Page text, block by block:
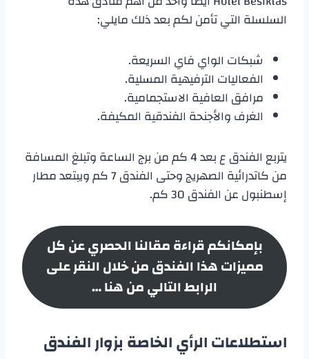
السلسلة التي تأمن لكم بعد ذلك مايلي:
شبكات الواي فاي السريعة.
الفعاليات الترفيهية المسلية.
مرافق العافية الاستجمامية.
الغرف والأجنحة الفندقية المكيفة.
يتربع الفندق ع بعد 4 كم من برج الساعة وتبلغ المسافة
من كاتدرائية الصهريج وحتى الفندق 7 كم ويبتعد مطار
إسطنبول عن الفندق 30 كم.
بإمكانكم قراءة مقالنا الحصري عن كل
مميزات هذا الفندق من خلال النقر على
الرابط التالي من هنا …
استطلاعات الرأي الخاصة بزوار الفندق